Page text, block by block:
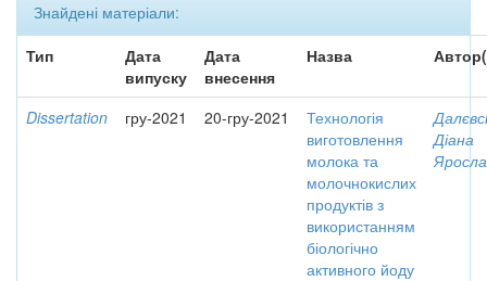
Знайдені матеріали:
Тип
Дата
випуску
Дата
внесення
Назва
Dissertation гру-2021 20-гру-2021
Технологія
виготовлення
молока та
молочнокислих
продуктів з
використанням
біологічно
активного йоду
Діана